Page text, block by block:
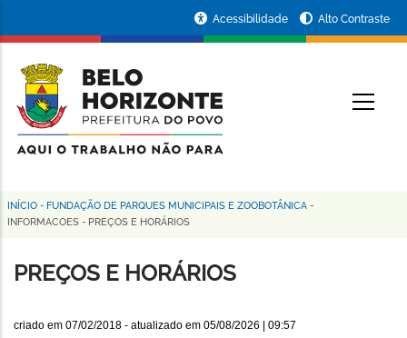
conteúdo
principal
da
Prefeitura
de
Horizonte
Acessibilidade Alto Contraste
Trilha
navegação
INÍCIO - FUNDAÇÃO DE PARQUES MUNICIPAIS E ZOOBOTÂNICA -
INFORMACOES - PREÇOS E HORÁRIOS
PREÇOS E HORÁRIOS
criado em 07/02/2018 - atualizado em 05/08/2026 | 09:57